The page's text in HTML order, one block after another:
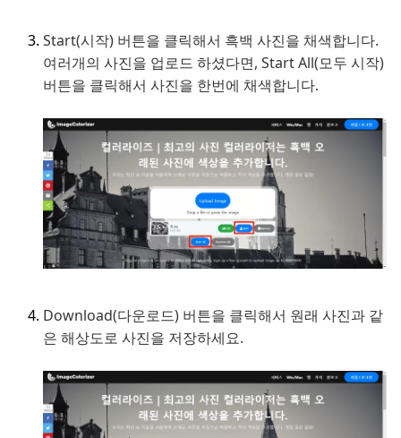
Start(시작) 버튼을 클릭해서 흑백 사진을 채색합니다.
여러개의 사진을 업로드 하셨다면, Start All(모두 시작)
버튼을 클릭해서 사진을 한번에 채색합니다.
Download(다운로드) 버튼을 클릭해서 원래 사진과 같
은 해상도로 사진을 저장하세요.